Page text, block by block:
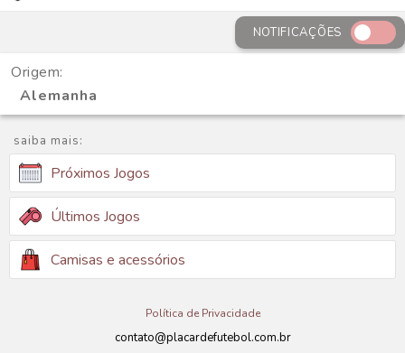
NOTIFICAÇÕES
Origem:
Alemanha
saiba mais:
Próximos Jogos
Últimos Jogos
Camisas e acessórios
Política de Privacidade
contato@placardefutebol.com.br